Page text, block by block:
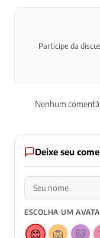
Participe da
Nenhum
Deixe seu
ESCOLHA UM
😊 🦁 🐱